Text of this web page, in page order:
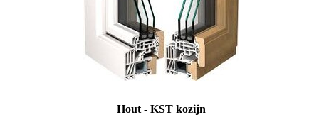
Hout - KST kozijn